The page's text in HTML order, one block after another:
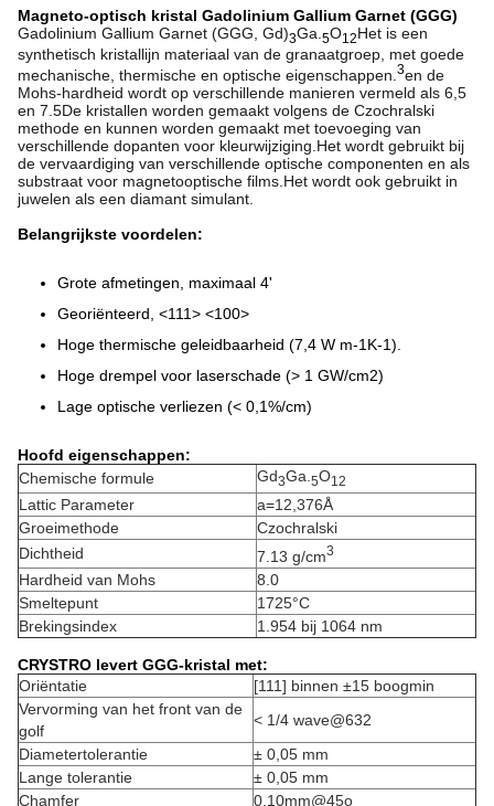
Magneto-optisch kristal Gadolinium Gallium Garnet (GGG)
Gadolinium Gallium Garnet (GGG, Gd)3Ga. 5O12Het is een
synthetisch kristallijn materiaal van de granaatgroep, met goede
mechanische, thermische en optische eigenschappen.3en de
Mohs-hardheid wordt op verschillende manieren vermeld als 6,5
en 7.5De kristallen worden gemaakt volgens de Czochralski
methode en kunnen worden gemaakt met toevoeging van
verschillende dopanten voor kleurwijziging.Het wordt gebruikt bij
de vervaardiging van verschillende optische componenten en als
substraat voor magneto­optische films.Het wordt ook gebruikt in
juwelen als een diamant simulant.
Belangrijkste voordelen:
Grote afmetingen, maximaal 4'
Georiënteerd, <111> <100>
Hoge thermische geleidbaarheid (7,4 W m-1K-1).
Hoge drempel voor laserschade (> 1 GW/cm2)
Lage optische verliezen (< 0,1%/cm)
Hoofd eigenschappen:
Chemische formule
Gd3Ga.5O12
Lattic Parameter
a=12,376Å
Groeimethode
Czochralski
Dichtheid
7.13 g/cm3
Hardheid van Mohs
8.0
Smeltepunt
1725°C
Brekingsindex
1.954 bij 1064 nm
CRYSTRO levert GGG-kristal met:
Oriëntatie
[111] binnen ±15 boogmin
Vervorming van het front van de
golf
< 1/4 wave@632
Diametertolerantie
± 0,05 mm
Lange tolerantie
± 0,05 mm
Chamfer
0.10mm@45o